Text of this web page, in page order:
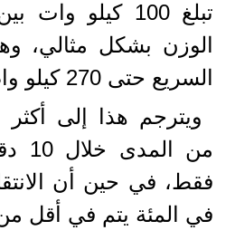
تبلغ 100 كيلو
الوزن بشكل مثالي،
السريع حتى 270 كيلو واط.
من
في المئة يتم في أقل من 25